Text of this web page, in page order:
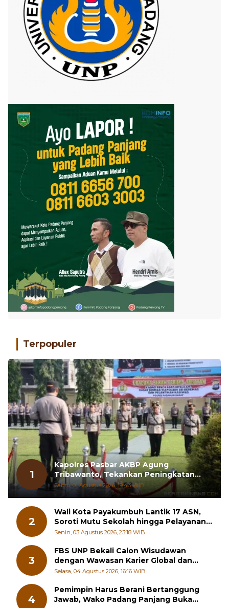
1
Kapolres Pasbar AKBP Agung
Tribawanto, Tekankan Peningkatan
Pelayanan dan Sinergi dengan
Masyarakat
Sabtu, 01 Agustus 2026, 19:43 WIB
2
Wali Kota Payakumbuh Lantik 17 ASN,
Soroti Mutu Sekolah hingga Pelayanan
RSUD
Senin, 03 Agustus 2026, 23:18 WIB
3
FBS UNP Bekali Calon Wisudawan
dengan Wawasan Karier Global dan
Kewirausahaan Kreatif
Selasa, 04 Agustus 2026, 16:16 WIB
4
Pemimpin Harus Berani Bertanggung
Jawab, Wako Padang Panjang Buka
Pelatihan Kepemimpinan Pelajar
Jumat, 31 Juli 2026, 15:45 WIB